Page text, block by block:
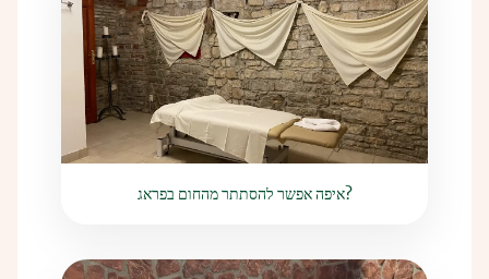
איפה אפשר להסתתר מהחום בפראג?